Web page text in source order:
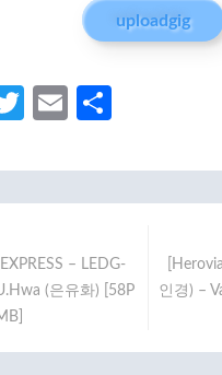
uploadgig
T
itt
er
E
ail
– LEDG-
(은유화) [58P
인경) –